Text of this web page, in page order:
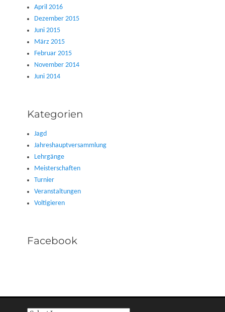
April 2016
Dezember 2015
Juni 2015
März 2015
Februar 2015
November 2014
Juni 2014
Kategorien
Jagd
Jahreshauptversammlung
Lehrgänge
Meisterschaften
Turnier
Veranstaltungen
Voltigieren
Facebook